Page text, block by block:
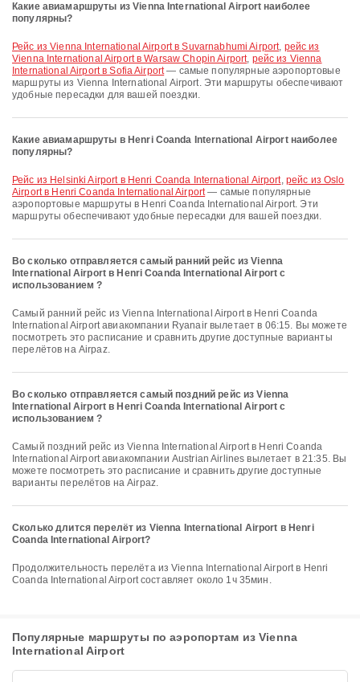
Какие авиамаршруты из Vienna International Airport наиболее
популярны?
рейс из Vienna International Airport в Suvarnabhumi Airport, рейс из
Vienna International Airport в Warsaw Chopin Airport, рейс из Vienna
International Airport в Sofia Airport— самые популярные аэропортовые
маршруты из Vienna International Airport. Эти маршруты обеспечивают
удобные пересадки для вашей поездки.
Какие авиамаршруты в Henri Coanda International Airport наиболее
популярны?
рейс из Helsinki Airport в Henri Coanda International Airport, рейс из Oslo
Airport в Henri Coanda International Airport— самые популярные
аэропортовые маршруты в Henri Coanda International Airport. Эти
маршруты обеспечивают удобные пересадки для вашей поездки.
Во сколько отправляется самый ранний рейс из Vienna
International Airport в Henri Coanda International Airport с
использованием ?
Самый ранний рейс из Vienna International Airport в Henri Coanda
International Airport авиакомпании Ryanair вылетает в 06:15. Вы можете
посмотреть это расписание и сравнить другие доступные варианты
перелётов на Airpaz.
Во сколько отправляется самый поздний рейс из Vienna
International Airport в Henri Coanda International Airport с
использованием ?
Самый поздний рейс из Vienna International Airport в Henri Coanda
International Airport авиакомпании Austrian Airlines вылетает в 21:35. Вы
можете посмотреть это расписание и сравнить другие доступные
варианты перелётов на Airpaz.
Сколько длится перелёт из Vienna International Airport в Henri
Coanda International Airport?
Продолжительность перелёта из Vienna International Airport в Henri
Coanda International Airport составляет около 1ч 35мин.
Популярные маршруты по аэропортам из Vienna
International Airport